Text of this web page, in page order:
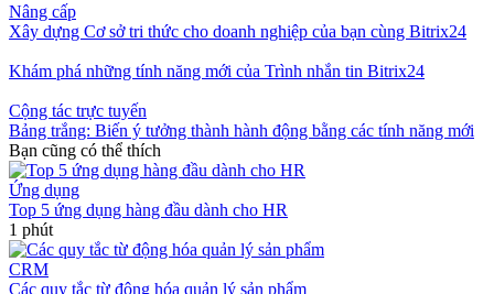
Nâng cấp
Xây dựng Cơ sở tri thức cho doanh nghiệp của bạn cùng Bitrix24
Khám phá những tính năng mới của Trình nhắn tin Bitrix24
Cộng tác trực tuyến
Bảng trắng: Biến ý tưởng thành hành động bằng các tính năng mới
Bạn cũng có thể thích
Ứng dụng
Top 5 ứng dụng hàng đầu dành cho HR
1 phút
CRM
Các quy tắc từ động hóa quản lý sản phẩm